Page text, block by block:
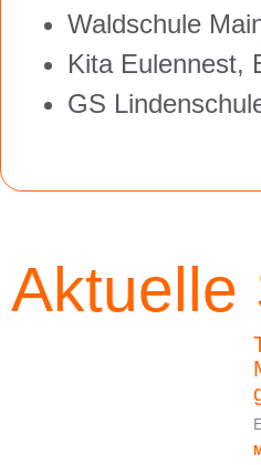
Waldschule
Kita Eulennest,
GS
Aktuelle